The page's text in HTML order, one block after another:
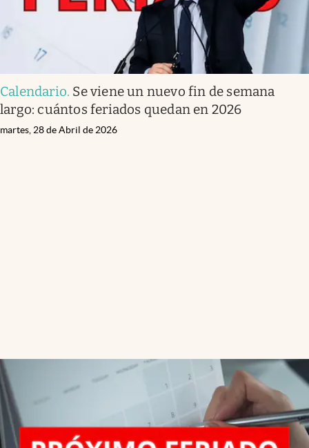
Calendario. Se viene un nuevo fin de semana
largo: cuántos feriados quedan en 2026
martes, 28 de Abril de 2026